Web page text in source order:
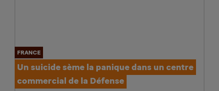
FRANCE
Un suicide sème la panique dans un centre
commercial de la Défense